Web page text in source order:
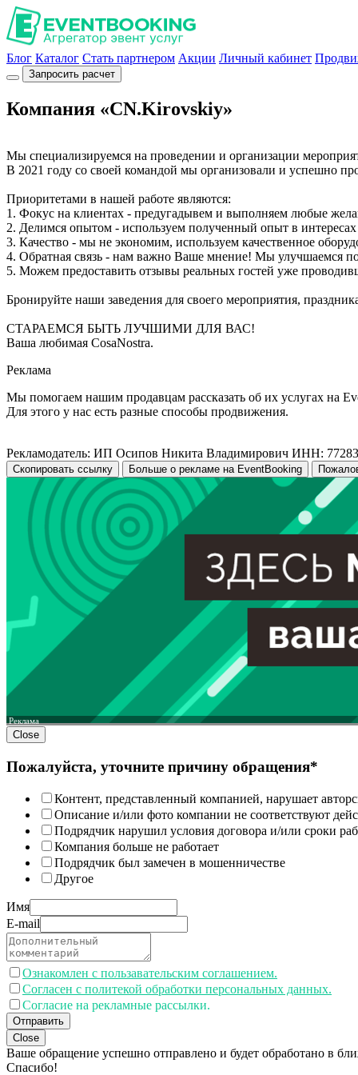
Блог Каталог Стать партнером Акции Личный кабинет
Запросить расчет
Компания «CN.Kirovskiy»
Мы специализируемся на проведении и организации
В 2021 году со своей командой мы организовали и успешно
Приоритетами в нашей работе являются:
1. Фокус на клиентах - предугадывем и выполняем любые
2. Делимся опытом - используем полученный опыт в
3. Качество - мы не экономим, используем качественное
4. Обратная связь - нам важно Ваше мнение! Мы улучшаемся
5. Можем предоставить отзывы реальных гостей уже
Бронируйте наши заведения для своего мероприятия,
СТАРАЕМСЯ БЫТЬ ЛУЧШИМИ ДЛЯ ВАС!
Ваша любимая CosaNostra.
Реклама
Мы помогаем нашим продавцам рассказать об их услугах на
Для этого у нас есть разные способы продвижения.
Рекламодатель: ИП Осипов Никита Владимирович ИНН:
Скопировать ссылку Больше о рекламе на EventBooking
Реклама
Close
Пожалуйста, уточните причину обращения*
Контент, представленный компанией, нарушает
Описание и/или фото компании не соответствуют
Подрядчик нарушил условия договора и/или сроки
Компания больше не работает
Подрядчик был замечен в мошенничестве
Другое
Имя
E-mail
Ознакомлен с пользавательским соглашением.
Согласен с политекой обработки персональных данных.
Согласие на рекламные рассылки.
Отправить
Close
Ваше обращение успешно отправлено и будет обработано в
Спасибо!